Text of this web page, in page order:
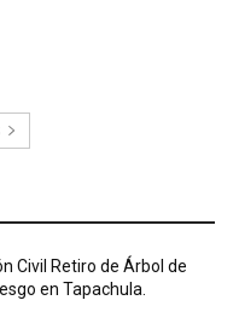
Civil Retiro de Árbol de
en Tapachula.